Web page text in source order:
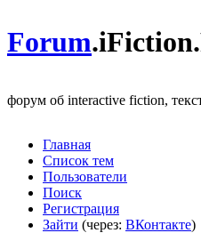
Forum.
форум об interactive fiction,
Главная
Список тем
Пользователи
Поиск
Регистрация
Зайти (через: ВКонтакте)